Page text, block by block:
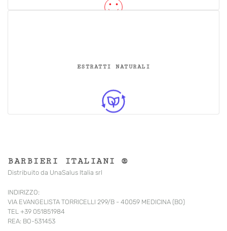
ESTRATTI NATURALI
BARBIERI ITALIANI ®
Distribuito da UnaSalus Italia srl
INDIRIZZO:
VIA EVANGELISTA TORRICELLI 299/B - 40059 MEDICINA (BO)
TEL +39 051851984
REA: BO-531453